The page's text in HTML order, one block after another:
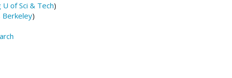
of Sci & Tech)
Berkeley)